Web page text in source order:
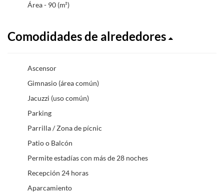
Área - 90 (m²)
Comodidades de alrededores
Ascensor
Gimnasio (área común)
Jacuzzi (uso común)
Parking
Parrilla / Zona de pícnic
Patio o Balcón
Permite estadías con más de 28 noches
Recepción 24 horas
Aparcamiento